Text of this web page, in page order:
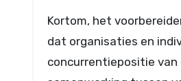
Kortom, het
dat organisaties en
concurrentiepositie